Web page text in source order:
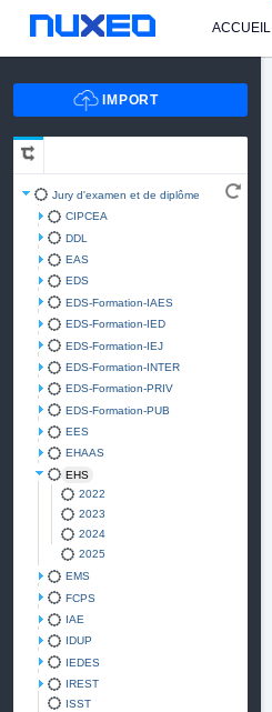
ACCUEIL
Jury d'examen et de diplôme
CIPCEA
DDL
EAS
EDS
EDS-Formation-IAES
EDS-Formation-IED
EDS-Formation-IEJ
EDS-Formation-INTER
EDS-Formation-PRIV
EDS-Formation-PUB
EES
EHAAS
EHS
2022
2023
2024
2025
EMS
FCPS
IAE
IDUP
IEDES
IREST
ISST